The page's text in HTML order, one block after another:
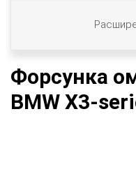
Форсунка
BMW X3-